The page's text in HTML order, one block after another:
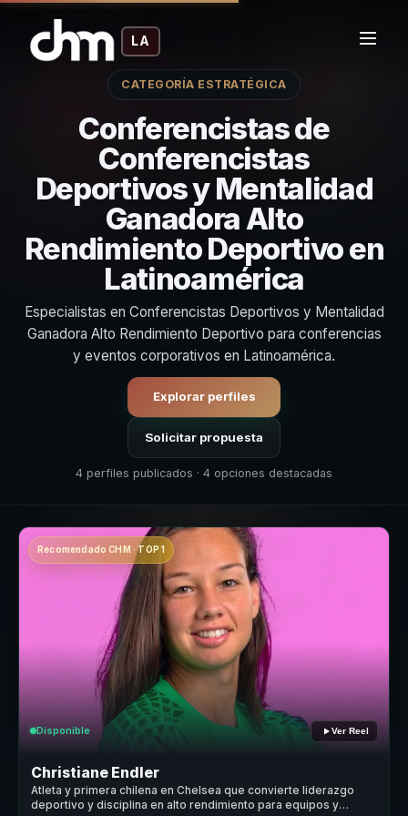
LA
CATEGORÍA ESTRATÉGICA
Conferencistas de
Conferencistas
Deportivos y Mentalidad
Ganadora Alto
Rendimiento Deportivo en
Latinoamérica
Especialistas en Conferencistas Deportivos y Mentalidad
Ganadora Alto Rendimiento Deportivo para conferencias
y eventos corporativos en Latinoamérica.
Explorar perfiles
Solicitar propuesta
4 perfiles publicados · 4 opciones destacadas
Recomendado CHM · TOP 1
Disponible Ver Reel
Christiane Endler
Atleta y primera chilena en Chelsea que convierte liderazgo
deportivo y disciplina en alto rendimiento para equipos y